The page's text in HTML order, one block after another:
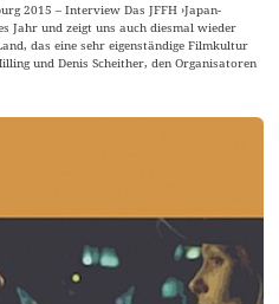
2015 – Interview Das JFFH ›Japan-
Jahr und zeigt uns auch diesmal wieder
das eine sehr eigenständige Filmkultur
und Denis Scheither, den Organisatoren